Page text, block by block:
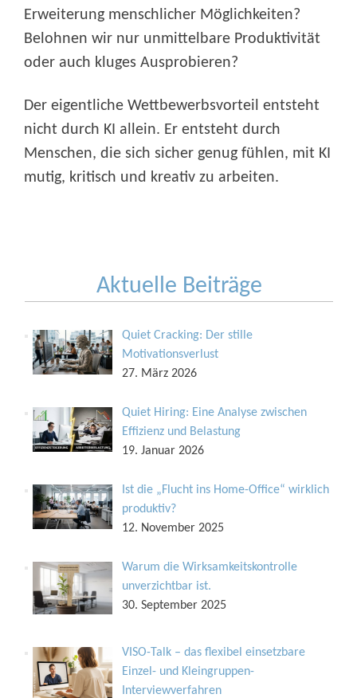
Erweiterung menschlicher Möglichkeiten?
Belohnen wir nur unmittelbare Produktivität
oder auch kluges Ausprobieren?
Der eigentliche Wettbewerbsvorteil entsteht
nicht durch KI allein. Er entsteht durch
Menschen, die sich sicher genug fühlen, mit KI
mutig, kritisch und kreativ zu arbeiten.
Aktuelle Beiträge
Quiet Cracking: Der stille
Motivationsverlust
27. März 2026
Quiet Hiring: Eine Analyse zwischen
Effizienz und Belastung
19. Januar 2026
Ist die „Flucht ins Home-Office“ wirklich
produktiv?
12. November 2025
Warum die Wirksamkeitskontrolle
unverzichtbar ist.
30. September 2025
VISO-Talk – das flexibel einsetzbare
Einzel- und Kleingruppen-
Interviewverfahren